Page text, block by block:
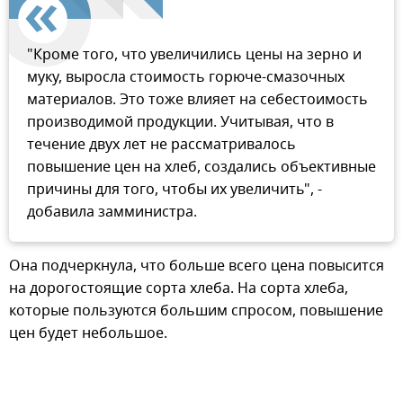
"Кроме того, что увеличились цены на зерно и
муку, выросла стоимость горюче-смазочных
материалов. Это тоже влияет на себестоимость
производимой продукции. Учитывая, что в
течение двух лет не рассматривалось
повышение цен на хлеб, создались объективные
причины для того, чтобы их увеличить", -
добавила замминистра.
Она подчеркнула, что больше всего цена повысится
на дорогостоящие сорта хлеба. На сорта хлеба,
которые пользуются большим спросом, повышение
цен будет небольшое.